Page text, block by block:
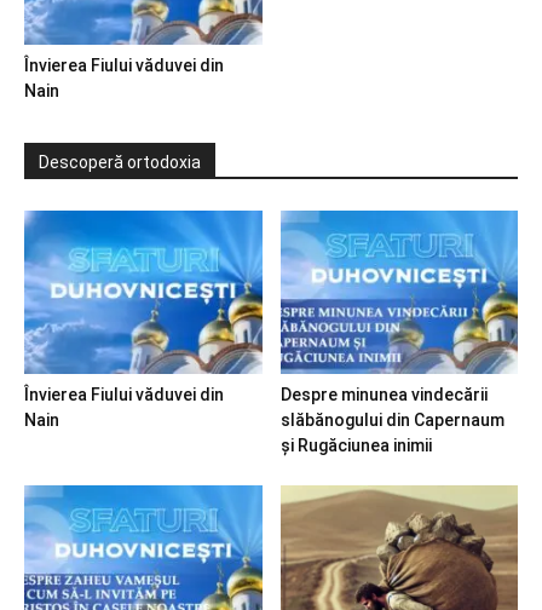
Învierea Fiului văduvei din
Nain
Descoperă ortodoxia
Învierea Fiului văduvei din
Nain
Despre minunea vindecării
slăbănogului din Capernaum
și Rugăciunea inimii